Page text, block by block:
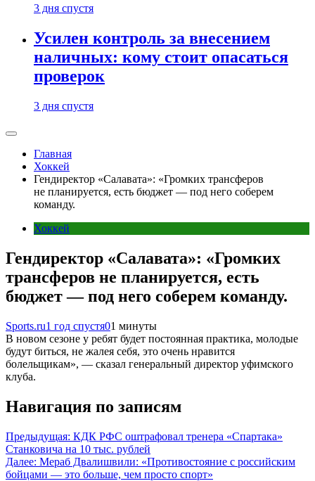
3 дня спустя
Усилен контроль за внесением
наличных: кому стоит опасаться
проверок
3 дня спустя
Главная
Хоккей
Гендиректор «Салавата»: «Громких трансферов
не планируется, есть бюджет — под него соберем
команду.
Хоккей
Гендиректор «Салавата»: «Громких
трансферов не планируется, есть
бюджет — под него соберем команду.
Sports.ru1 год спустя01 минуты
В новом сезоне у ребят будет постоянная практика, молодые
будут биться, не жалея себя, это очень нравится
болельщикам», — сказал генеральный директор уфимского
клуба.
Навигация по записям
Предыдущая: КДК РФС оштрафовал тренера «Спартака»
Станковича на 10 тыс. рублей
Далее: Мераб Двалишвили: «Противостояние с российским
бойцами — это больше, чем просто спорт»